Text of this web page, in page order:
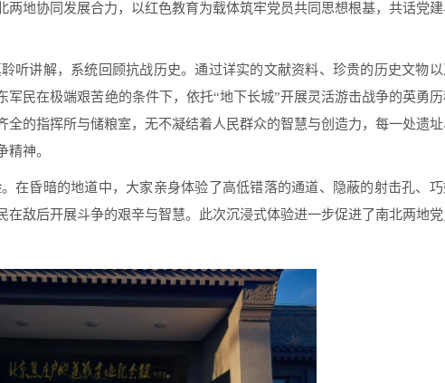
两地协同发展合力，以红色教育为载体筑牢党员共同思想根基，共话党
听讲解，系统回顾抗战历史。通过详实的文献资料、珍贵的历史文物
民在极端艰苦绝的条件下，依托“地下长城”开展灵活游击战争的英勇历
全的指挥所与储粮室，无不凝结着人民群众的智慧与创造力，每一处遗
神。
在昏暗的地道中，大家亲身体验了高低错落的通道、隐蔽的射击孔、巧
敌后开展斗争的艰辛与智慧。此次沉浸式体验进一步促进了南北两地党